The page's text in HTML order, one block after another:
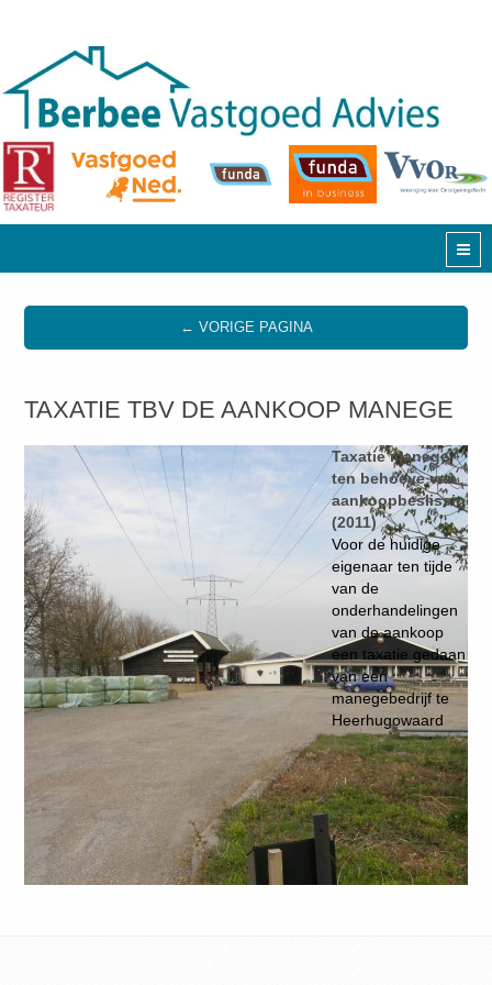
← VORIGE PAGINA
TAXATIE TBV DE AANKOOP MANEGE
Taxatie manege
ten behoeve van
aankoopbeslissing
(2011)
Voor de huidige
eigenaar ten tijde
van de
onderhandelingen
van de aankoop
een taxatie gedaan
van een
manegebedrijf te
Heerhugowaard